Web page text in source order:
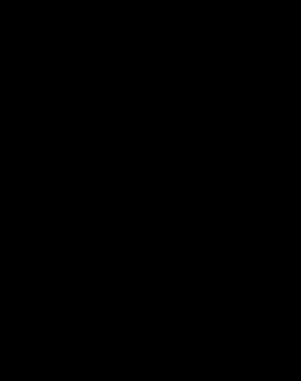
habe mich in diesem Fall für ein
Rinderfilet